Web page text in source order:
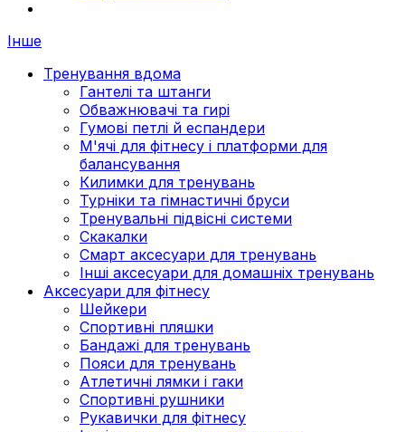
Інше
Тренування вдома
Гантелі та штанги
Обважнювачі та гирі
Гумові петлі й еспандери
М'ячі для фітнесу і платформи для
балансування
Килимки для тренувань
Турніки та гімнастичні бруси
Тренувальні підвісні системи
Скакалки
Смарт аксесуари для тренувань
Інші аксесуари для домашніх тренувань
Аксесуари для фітнесу
Шейкери
Спортивні пляшки
Бандажі для тренувань
Пояси для тренувань
Атлетичні лямки і гаки
Спортивні рушники
Рукавички для фітнесу